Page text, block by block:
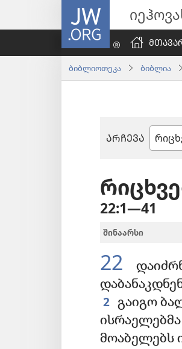
JW.ORG
ბიბლიოთეკა ბიბლია
ᲐᲠᲩᲔᲕᲐ
22:1—41
შინაარსი
22
2 გაიგო
მოაბელებს